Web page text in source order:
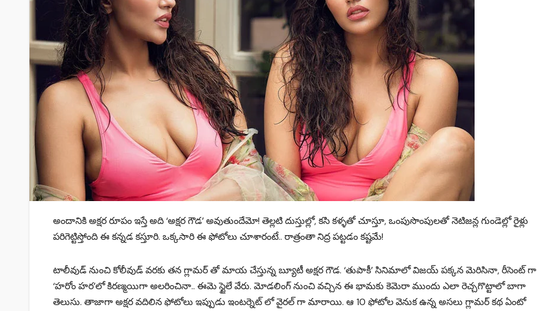
అందానికి అక్షర రూపం ఇస్తే అది ‘అక్షర గౌడ’ అవుతుందేమో! తెల్లటి దుస్తుల్లో, కసి కళ్ళతో చూస్తూ, ఒంపుసొంపులతో నెటిజన్ల గుండెల్లో రైళ్లు
పరిగెట్టిస్తోంది ఈ కన్నడ కస్తూరి. ఒక్కసారి ఈ ఫోటోలు చూశారంటే.. రాత్రంతా నిద్ర పట్టడం కష్టమే!
టాలీవుడ్ నుంచి కోలీవుడ్ వరకు తన గ్లామర్ తో మాయ చేస్తున్న బ్యూటీ అక్షర గౌడ. ‘తుపాకీ’ సినిమాలో విజయ్ పక్కన మెరిసినా, రీసెంట్ గా
‘హరోం హర’లో కిరణ్మయిగా అలరించినా.. ఈమె స్టైలే వేరు. మోడలింగ్ నుంచి వచ్చిన ఈ భామకు కెమెరా ముందు ఎలా రెచ్చగొట్టాలో బాగా
తెలుసు. తాజాగా అక్షర వదిలిన ఫోటోలు ఇప్పుడు ఇంటర్నెట్ లో వైరల్ గా మారాయి. ఆ 10 ఫోటోల వెనుక ఉన్న అసలు గ్లామర్ కథ ఏంటో